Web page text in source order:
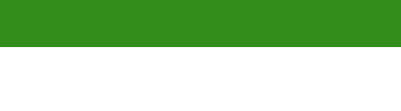
content